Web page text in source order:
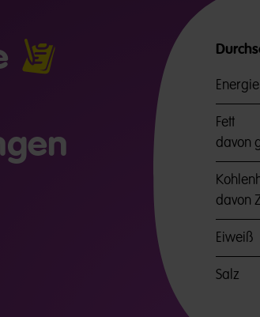
Energie
Fett
davon
davon
Eiweiß
Salz